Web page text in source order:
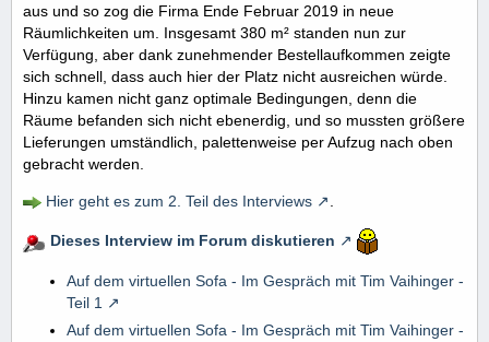
aus und so zog die Firma Ende Februar 2019 in neue
Räumlichkeiten um. Insgesamt 380 m² standen nun zur
Verfügung, aber dank zunehmender Bestellaufkommen zeigte
sich schnell, dass auch hier der Platz nicht ausreichen würde.
Hinzu kamen nicht ganz optimale Bedingungen, denn die
Räume befanden sich nicht ebenerdig, und so mussten größere
Lieferungen umständlich, palettenweise per Aufzug nach oben
gebracht werden.
Hier geht es zum 2. Teil des Interviews
Dieses Interview im Forum diskutieren
Auf dem virtuellen Sofa - Im Gespräch mit Tim Vaihinger -
Teil 1
Auf dem virtuellen Sofa - Im Gespräch mit Tim Vaihinger -